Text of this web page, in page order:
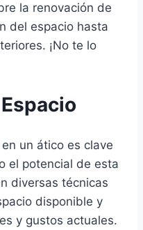
la renovación de
del espacio hasta
¡No te lo
un ático es clave
el potencial de esta
diversas técnicas
disponible y
y gustos actuales.